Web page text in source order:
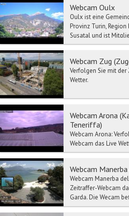
Webcam Oulx
Oulx ist eine
Provinz Turin,
Susatal und ist
Webcam Zug
Verfolgen Sie mit der
Wetter.
Webcam Arona
Teneriffa)
Webcam Arona:
Webcam das Live
im Sueden
Webcam
Webcam Manerba
Zeitraffer-Webcam
Garda. Die Wecam